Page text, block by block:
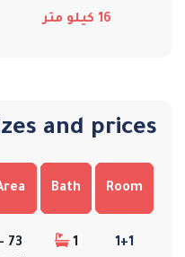
16 كيلو متر
and prices
Room
Bath
1+1
1
73 -